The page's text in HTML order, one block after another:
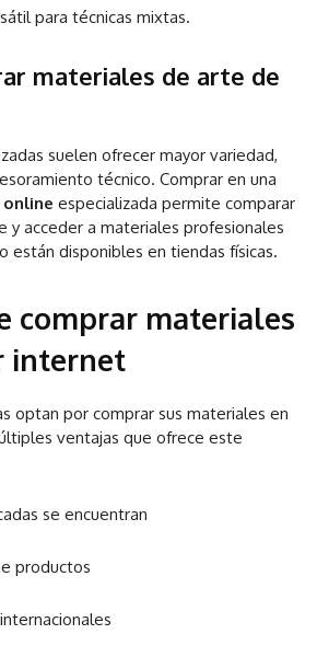
para técnicas mixtas.
materiales de arte de
suelen ofrecer mayor variedad,
técnico. Comprar en una
especializada permite comparar
y acceder a materiales profesionales
están disponibles en tiendas físicas.
comprar materiales
internet
optan por comprar sus materiales en
ventajas que ofrece este
se encuentran
productos